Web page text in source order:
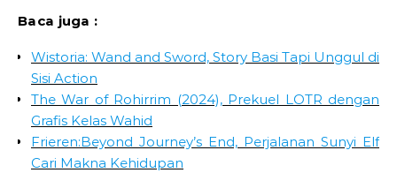
Baca juga :
Wistoria: Wand and Sword, Story Basi Tapi Unggul di
Sisi Action
The War of Rohirrim (2024), Prekuel LOTR dengan
Grafis Kelas Wahid
Frieren:Beyond Journey’s End, Perjalanan Sunyi Elf
Cari Makna Kehidupan